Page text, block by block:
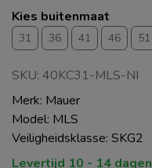
Kies buitenmaat
31 36 41 46 51
SKU: 40KC31-MLS-NI
Merk: Mauer
Model: MLS
Veiligheidsklasse: SKG2
Levertijd 10 - 14 dagen